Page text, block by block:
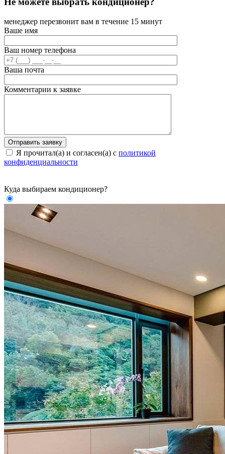
менеджер перезвонит вам в течение 15 минут
Ваше имя
Ваш номер телефона
Ваша почта
Комментарии к заявке
Я прочитал(а) и согласен(а) с политикой
конфиденциальности
Куда выбираем кондиционер?